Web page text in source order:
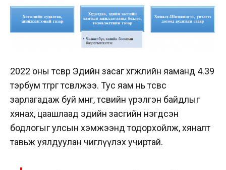
2022 оны төсвөөр Эдийн засаг хөгжлийн яаманд 4.39
тэрбум төгрөг төсөвлөжээ. Тус яам нь төсвөөс
зарлагадаж буй мөнгө, төсвийн үрэлгэн байдлыг
хянах, цаашлаад эдийн засгийн нэгдсэн
бодлогыг улсын хэмжээнд тодорхойлж, хяналт
тавьж уялдуулан чиглүүлэх учиртай.